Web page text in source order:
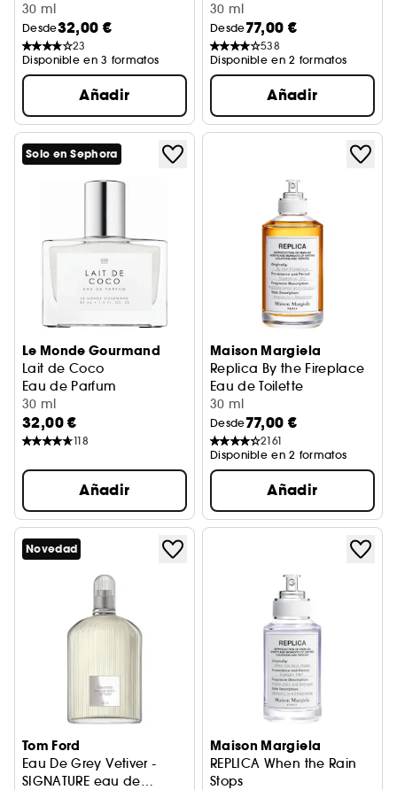
30 ml
Desde32,00 €
23
Disponible en 3 formatos
Añadir
30 ml
Desde77,00 €
538
Disponible en 2 formatos
Añadir
Solo en Sephora
Le Monde Gourmand
Lait de Coco
Eau de Parfum
30 ml
32,00 €
118
Añadir
Maison Margiela
Replica By the Fireplace
Eau de Toilette
30 ml
Desde77,00 €
2161
Disponible en 2 formatos
Añadir
Novedad
Tom Ford
Eau De Grey Vetiver -
SIGNATURE eau de
Maison Margiela
REPLICA When the Rain
Stops